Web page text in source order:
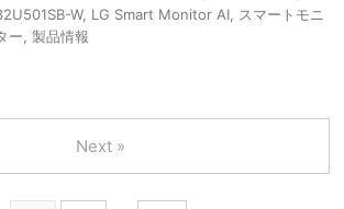
W, LG Smart Monitor AI
スマートモニ
ー 製品情報
Next »